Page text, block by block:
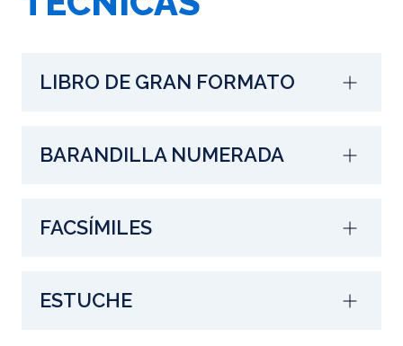
LIBRO DE GRAN FORMATO
BARANDILLA NUMERADA
FACSÍMILES
ESTUCHE